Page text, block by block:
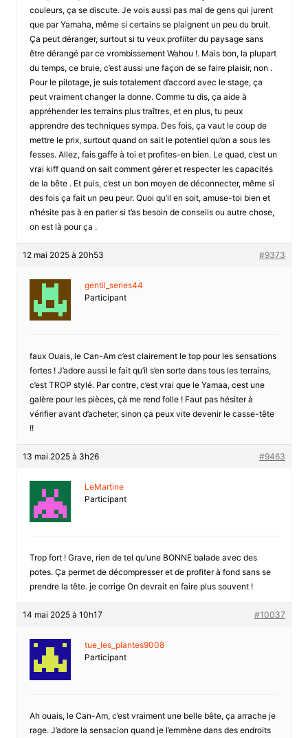
couleurs, ça se discute. Je vois aussi pas mal de gens qui jurent
que par Yamaha, même si certains se plaignent un peu du bruit.
Ça peut déranger, surtout si tu veux profiiter du paysage sans
être dérangé par ce vrombissement Wahou !. Mais bon, la plupart
du temps, ce bruie, c’est aussi une façon de se faire plaisir, non .
Pour le pilotage, je suis totalement d’accord avec le stage, ça
peut vraiment changer la donne. Comme tu dis, ça aide à
appréhender les terrains plus traîtres, et en plus, tu peux
apprendre des techniques sympa. Des fois, ça vaut le coup de
mettre le prix, surtout quand on sait le potentiel qu’on a sous les
fesses. Allez, fais gaffe à toi et profites-en bien. Le quad, c’est un
vrai kiff quand on sait comment gérer et respecter les capacités
de la bête . Et puis, c’est un bon moyen de déconnecter, même si
des fois ça fait un peu peur. Quoi qu’il en soit, amuse-toi bien et
n’hésite pas à en parler si t’as besoin de conseils ou autre chose,
on est là pour ça .
12 mai 2025 à 20h53 #9373
gentil_series44
Participant
faux Ouais, le Can-Am c’est clairement le top pour les sensations
fortes ! J’adore aussi le fait qu’il s’en sorte dans tous les terrains,
c’est TROP stylé. Par contre, c’est vrai que le Yamaa, cest une
galère pour les pièces, çà me rend folle ! Faut pas hésiter à
vérifier avant d’acheter, sinon ça peux vite devenir le casse-tête
!!
13 mai 2025 à 3h26 #9463
LeMartine
Participant
Trop fort ! Grave, rien de tel qu’une BONNE balade avec des
potes. Ça permet de décompresser et de profiter à fond sans se
prendre la tête. je corrige On devrait en faire plus souvent !
14 mai 2025 à 10h17 #10037
tue_les_plantes9008
Participant
Ah ouais, le Can-Am, c’est vraiment une belle bête, ça arrache je
rage. J’adore la sensacion quand je l’emmène dans des endroits